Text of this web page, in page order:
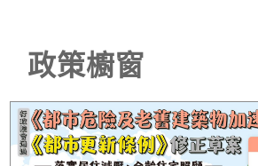
政策櫥窗
《都市危險及老舊建築物加速重建